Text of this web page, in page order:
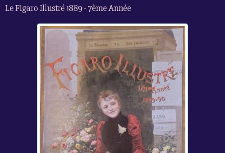
Le Figaro Illustré 1889 - 7ème Année